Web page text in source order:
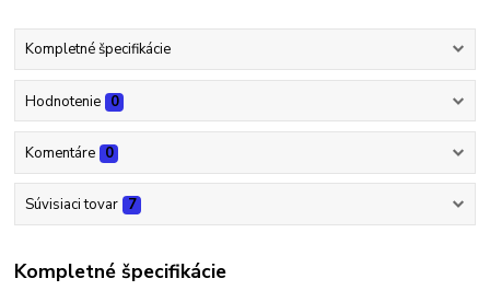
Kompletné špecifikácie
Hodnotenie 0
Komentáre 0
Súvisiaci tovar 7
Kompletné špecifikácie